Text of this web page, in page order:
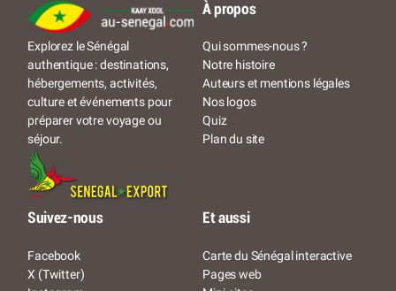
Explorez le Sénégal
authentique : destinations,
hébergements, activités,
culture et événements pour
préparer votre voyage ou
séjour.
À propos
Qui sommes-nous ?
Notre histoire
Auteurs et mentions légales
Nos logos
Quiz
Plan du site
Suivez-nous
Facebook
X (Twitter)
Et aussi
Carte du Sénégal interactive
Pages web